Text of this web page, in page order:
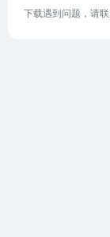
下载遇到问题，请